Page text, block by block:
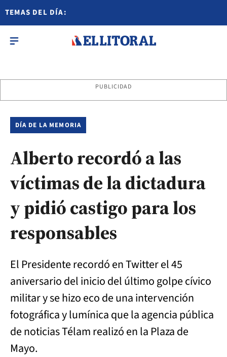
TEMAS DEL DÍA:
PUBLICIDAD
DÍA DE LA MEMORIA
Alberto recordó a las
víctimas de la dictadura
y pidió castigo para los
responsables
El Presidente recordó en Twitter el 45
aniversario del inicio del último golpe cívico
militar y se hizo eco de una intervención
fotográfica y lumínica que la agencia pública
de noticias Télam realizó en la Plaza de
Mayo.